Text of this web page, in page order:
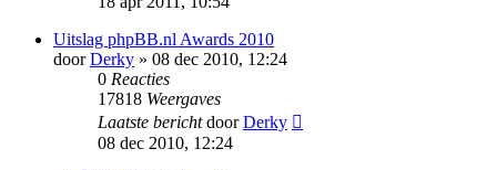
Uitslag phpBB.nl Awards 2010
doorDerky » 08 dec 2010, 12:24
0 Reacties
17818 Weergaves
Laatste berichtdoorDerky
08 dec 2010, 12:24